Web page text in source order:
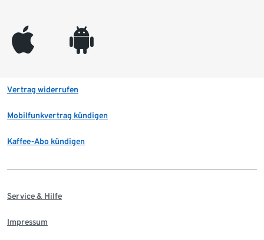
appleinc android
Vertrag widerrufen
Mobilfunkvertrag kündigen
Kaffee-Abo kündigen
Service & Hilfe
Impressum